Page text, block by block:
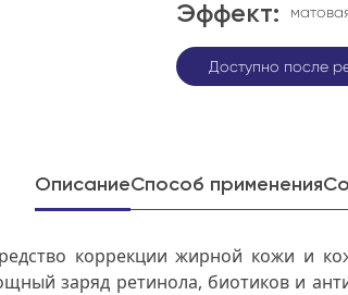
Эффект:
Доступно после
ОписаниеСпособ применения
коррекции жирной кожи и
заряд ретинола, биотиков и